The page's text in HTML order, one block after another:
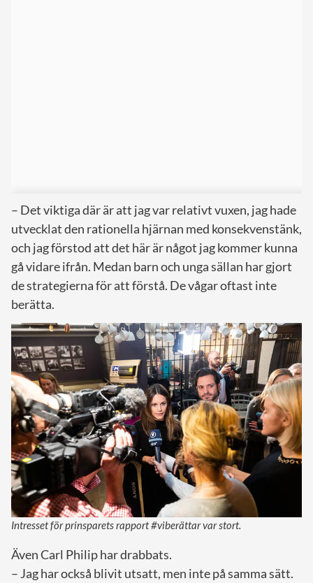
– Det viktiga där är att jag var relativt vuxen, jag hade
utvecklat den rationella hjärnan med konsekvenstänk,
och jag förstod att det här är något jag kommer kunna
gå vidare ifrån. Medan barn och unga sällan har gjort
de strategierna för att förstå. De vågar oftast inte
berätta.
Intresset för prinsparets rapport #viberättar var stort.
Även Carl Philip har drabbats.
– Jag har också blivit utsatt, men inte på samma sätt.